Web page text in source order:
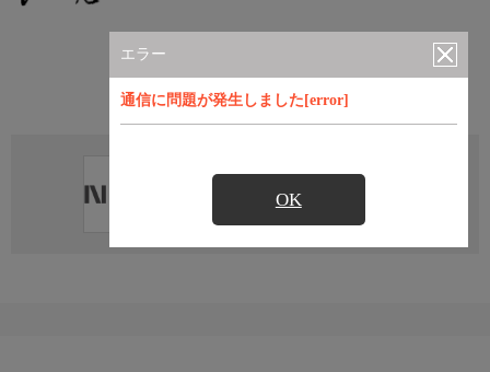
エラー
通信に問題が発生しました[error]
OK
直近の放送予定はありません